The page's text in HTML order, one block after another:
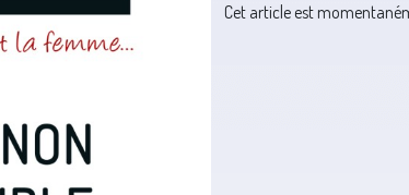
Cet article est